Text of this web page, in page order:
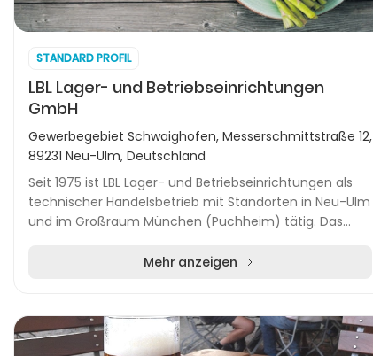
STANDARD PROFIL
LBL Lager- und Betriebseinrichtungen
GmbH
Gewerbegebiet Schwaighofen, Messerschmittstraße 12,
89231 Neu-Ulm, Deutschland
Seit 1975 ist LBL Lager- und Betriebseinrichtungen als
technischer Handelsbetrieb mit Standorten in Neu-Ulm
und im Großraum München (Puchheim) tätig. Das
Mehr anzeigen